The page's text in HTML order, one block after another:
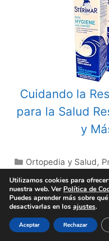
Cuidando la
para la Salud
y
Categories
Ortopedia y Salud ,
Dr Scholl medias
Post
navigation
Todo lo que
Gafas de Lectura en
Descubre las
Gafas de Lectura para
Utilizamos cookies para
nuestra web. Ver Política de
Puedes aprender más sobre
desactivarlas en los ajustes.
Aceptar Rechazar